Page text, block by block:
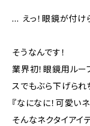
… えっ！眼鏡が付け
そうなんです！
業界初！眼鏡用ルー
スでもぶら下げられ
『なになに！可愛い
そんなネクタイアイ